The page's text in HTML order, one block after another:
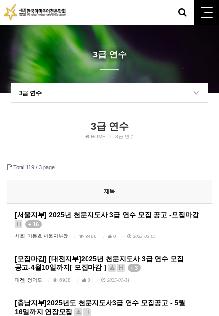
3급 연수
3급 연수
3급 연수
HOME 3급 연수
Total 119 / 3 page
제목
[서울지부] 2025년 천문지도사 3급 연수 모집 공고 -모집마감
H + 16
서울| 이동호 서울지부장 8496 0 2025-02-01
[모집마감] [대전지부]2025년 천문지도사 3급 연수 모집
공고-4월10일까지[ 모집마감 ]
H + 3
대전| 정덕모 6928 0 2025-01-31
[충남지부]2025년도 천문지도사3급 연수 모집공고 - 5월
16일까지 연장모집
H